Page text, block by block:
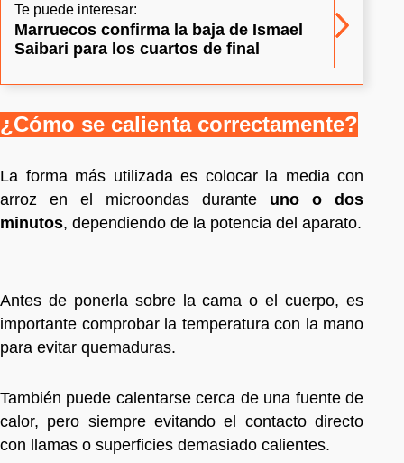
Te puede interesar:
Marruecos confirma la baja de Ismael
Saibari para los cuartos de final
¿Cómo se calienta correctamente?
La forma más utilizada es colocar la media con
arroz en el microondas durante uno o dos
minutos, dependiendo de la potencia del aparato.
Antes de ponerla sobre la cama o el cuerpo, es
importante comprobar la temperatura con la mano
para evitar quemaduras.
También puede calentarse cerca de una fuente de
calor, pero siempre evitando el contacto directo
con llamas o superficies demasiado calientes.